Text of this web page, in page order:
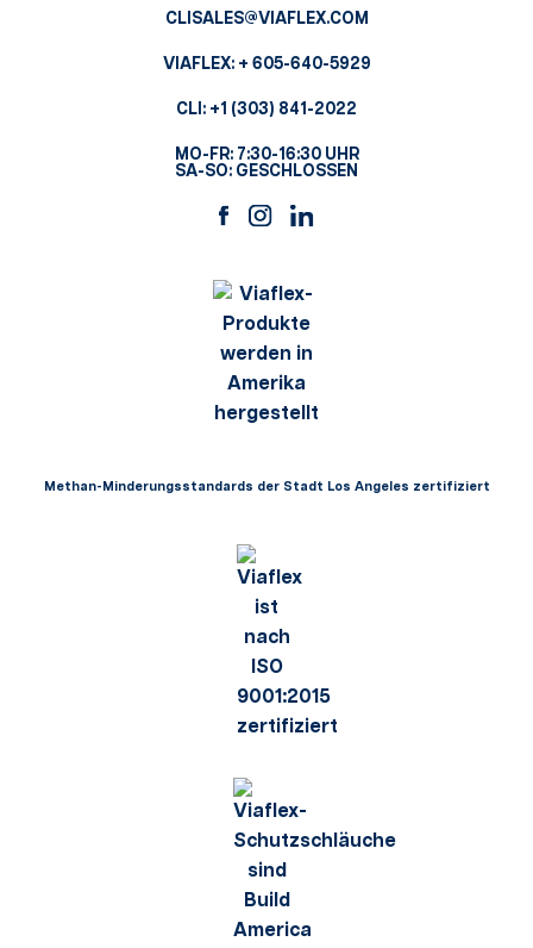
CLISALES@VIAFLEX.COM
VIAFLEX: + 605-640-5929
CLI: +1 (303) 841-2022
MO-FR: 7:30-16:30 UHR
SA-SO: GESCHLOSSEN
Methan-Minderungsstandards der Stadt Los Angeles zertifiziert